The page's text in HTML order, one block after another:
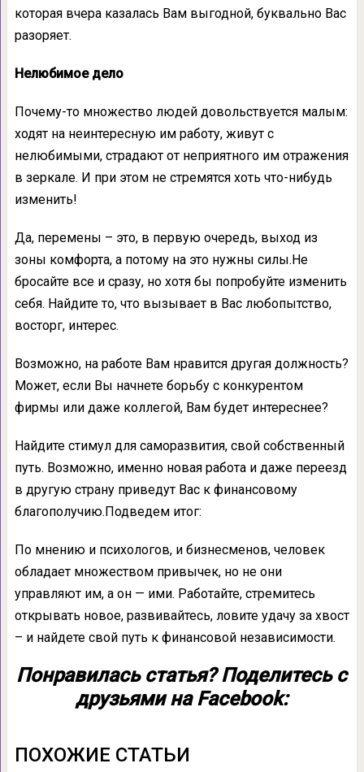
которая вчера казалась Вам выгодной, буквально Вас
разоряет.
Нелюбимое дело
Почему-то множество людей довольствуется малым:
ходят на неинтересную им работу, живут с
нелюбимыми, страдают от неприятного им отражения
в зеркале. И при этом не стремятся хоть что-нибудь
изменить!
Да, перемены – это, в первую очередь, выход из
зоны комфорта, а потому на это нужны силы.Не
бросайте все и сразу, но хотя бы попробуйте изменить
себя. Найдите то, что вызывает в Вас любопытство,
восторг, интерес.
Возможно, на работе Вам нравится другая должность?
Может, если Вы начнете борьбу с конкурентом
фирмы или даже коллегой, Вам будет интереснее?
Найдите стимул для саморазвития, свой собственный
путь. Возможно, именно новая работа и даже переезд
в другую страну приведут Вас к финансовому
благополучию.Подведем итог:
По мнению и психологов, и бизнесменов, человек
обладает множеством привычек, но не они
управляют им, а он — ими. Работайте, стремитесь
открывать новое, развивайтесь, ловите удачу за хвост
– и найдете свой путь к финансовой независимости.
Понравилась статья? Поделитесь с
друзьями на Facebook:
ПОХОЖИЕ СТАТЬИ